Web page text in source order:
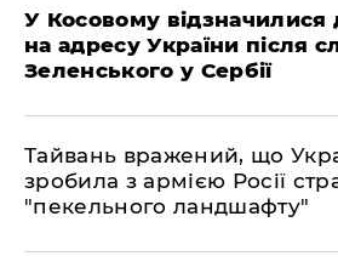
У Косовому
на адресу України після
Зеленського у Сербії
Тайвань вражений, що
зробила з армією Росії
"пекельного ландшафту"